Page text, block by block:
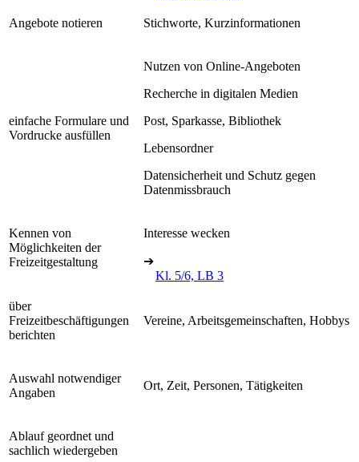
Angebote notieren Stichworte, Kurzinformationen
einfache Formulare und
Vordrucke ausfüllen
Nutzen von Online-Angeboten
Recherche in digitalen Medien
Post, Sparkasse, Bibliothek
Lebensordner
Datensicherheit und Schutz gegen
Datenmissbrauch
Kennen von
Möglichkeiten der
Freizeitgestaltung
Interesse wecken
➔
Kl. 5/6, LB 3
über
Freizeitbeschäftigungen
berichten
Vereine, Arbeitsgemeinschaften, Hobbys
Auswahl notwendiger
Angaben
Ort, Zeit, Personen, Tätigkeiten
Ablauf geordnet und
sachlich wiedergeben